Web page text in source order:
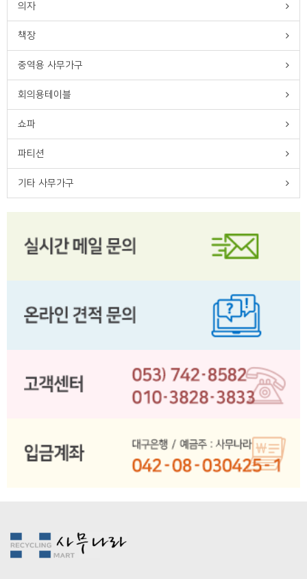
의자
책장
중역용 사무가구
회의용테이블
쇼파
파티션
기타 사무가구